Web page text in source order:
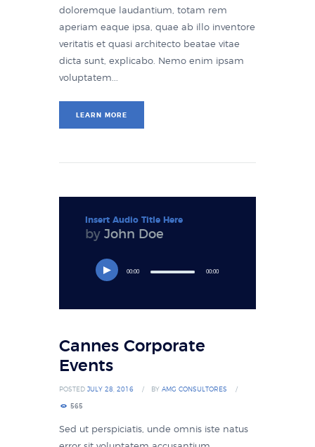
doloremque laudantium, totam rem
aperiam eaque ipsa, quae ab illo inventore
veritatis et quasi architecto beatae vitae
dicta sunt, explicabo. Nemo enim ipsam
voluptatem...
LEARN MORE
Insert Audio Title Here
by John Doe
00:00 00:00
Cannes Corporate
Events
POSTED JULY 28, 2016 BY AMG CONSULTORES
565
Sed ut perspiciatis, unde omnis iste natus